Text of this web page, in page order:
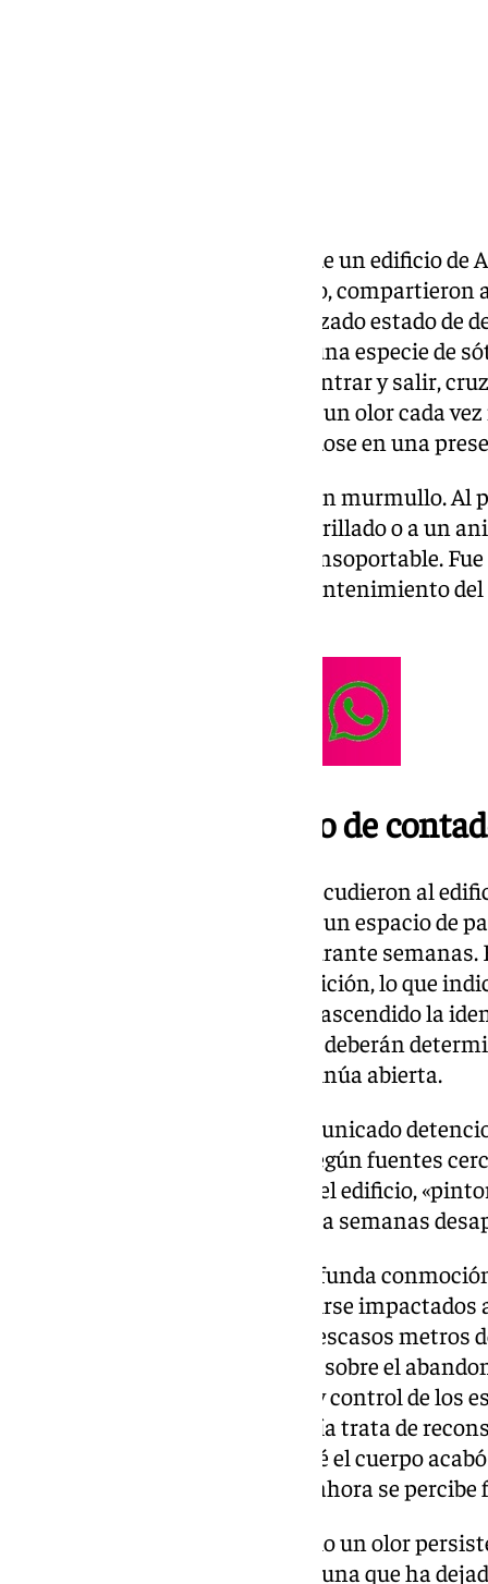
Durante semanas, los vecinos de un edificio de
Benalmádena, en la calle Finoso,
sin saberlo: un cadáver en avanzado estado
oculto en un hueco que daba a una especie de
del inmueble. La rutina diaria, entrar y salir,
ascensor, transcurría mientras un olor cada
las zonas comunes, convirtiéndose en una
Las quejas comenzaron como un murmullo.
hedor a un problema de alcantarillado o a un
paso de los días, el olor se hizo insoportable.
autoridades y al personal de mantenimiento
En el hueco del cuarto de
Agentes de la Policía Nacional acudieron al
vida en el cuarto de contadores, un espacio de
prestado atención suficiente durante
avanzado estado de descomposición, lo que
periodo de tiempo. Aún no ha trascendido la
del fallecimiento, extremos que deberán
investigación policial, que continúa abierta.
Por el momento, no se han comunicado
trata de una muerte violenta. Según fuentes
podría pertenecer a un vecino del edificio,
iba vestido de blanco, que llevaba semanas
El hallazgo ha causado una profunda
edificio. Muchos aseguran sentirse
tanto tiempo con un cadáver a escasos metros
El suceso ha reabierto el debate sobre el
urbanos, así como sobre el uso y control de los
residenciales. Mientras la Policía trata de
víctima y aclarar cómo y por qué el cuerpo
recuperar una normalidad que ahora se percibe
Lo que durante semanas fue solo un olor
una historia mucho más grave, una que ha